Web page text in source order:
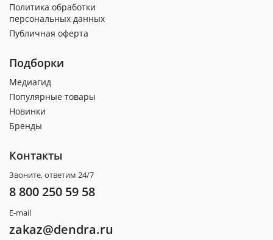
Политика обработки
персональных данных
Публичная оферта
Подборки
Медиагид
Популярные товары
Новинки
Бренды
Контакты
Звоните, ответим 24/7
8 800 250 59 58
E-mail
zakaz@dendra.ru